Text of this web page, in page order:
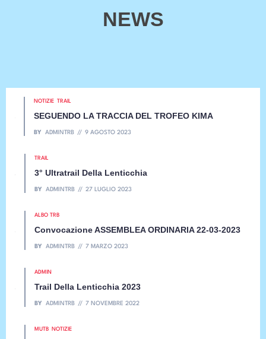
NEWS
NOTIZIE TRAIL
SEGUENDO LA TRACCIA DEL TROFEO KIMA
BY ADMINTRB 9 AGOSTO 2023
TRAIL
3° Ultratrail Della Lenticchia
BY ADMINTRB 27 LUGLIO 2023
ALBO TRB
Convocazione ASSEMBLEA ORDINARIA 22-03-2023
BY ADMINTRB 7 MARZO 2023
ADMIN
Trail Della Lenticchia 2023
BY ADMINTRB 7 NOVEMBRE 2022
MUTB NOTIZIE